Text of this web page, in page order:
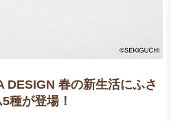
DESIGN 春の新生活にふさ
種が登場！